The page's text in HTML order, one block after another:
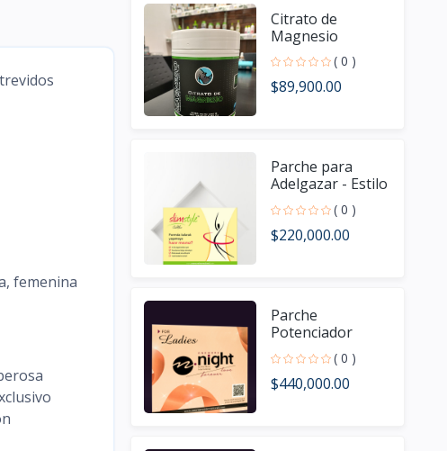
femenina
Citrato de
Magnesio
( 0 )
$89,900.00
Parche para
Adelgazar - Estilo
delgado
( 0 )
$220,000.00
Parche
Potenciador
Sexual Femenino
( 0 )
$440,000.00